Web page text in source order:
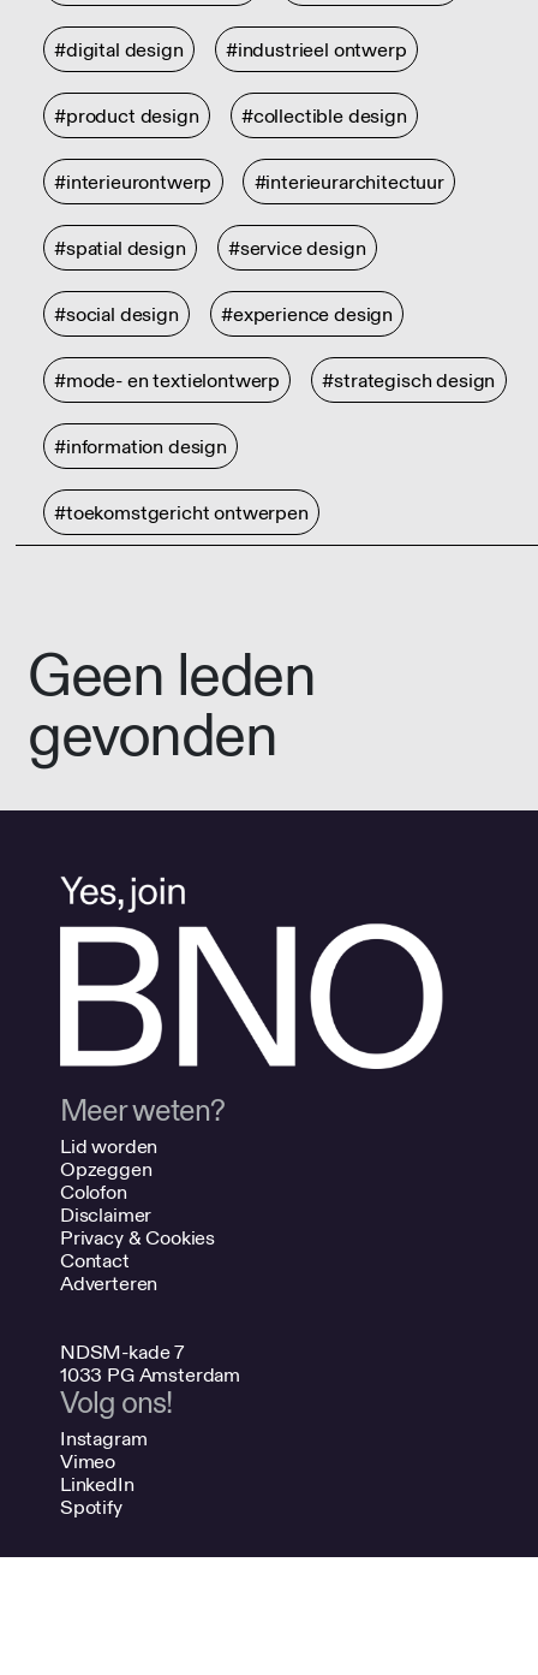
#digital design #industrieel ontwerp
#product design #collectible design
#interieurontwerp #interieurarchitectuur
#spatial design #service design
#social design #experience design
#mode- en textielontwerp #strategisch design
#information design
#toekomstgericht ontwerpen
Geen leden
gevonden
Meer weten?
Lid worden
Opzeggen
Colofon
Disclaimer
Privacy & Cookies
Contact
Adverteren
NDSM-kade 7
1033 PG Amsterdam
Volg ons!
Instagram
Vimeo
LinkedIn
Spotify